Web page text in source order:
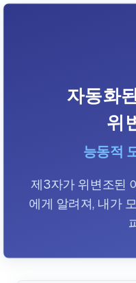
자동화
위
능동적
제3자가 위변조된
에게 알려져, 내가